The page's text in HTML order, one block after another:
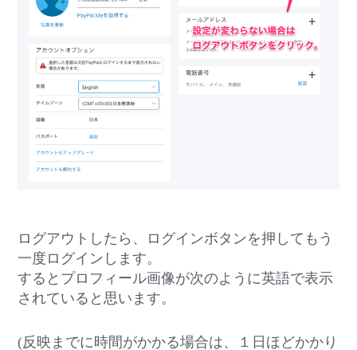
ログアウトしたら、ログインボタンを押してもう
一度ログインします。
するとプロフィール画像が次のように英語で表示
されていると思います。
(反映までに時間がかかる場合は、１日ほどかかり